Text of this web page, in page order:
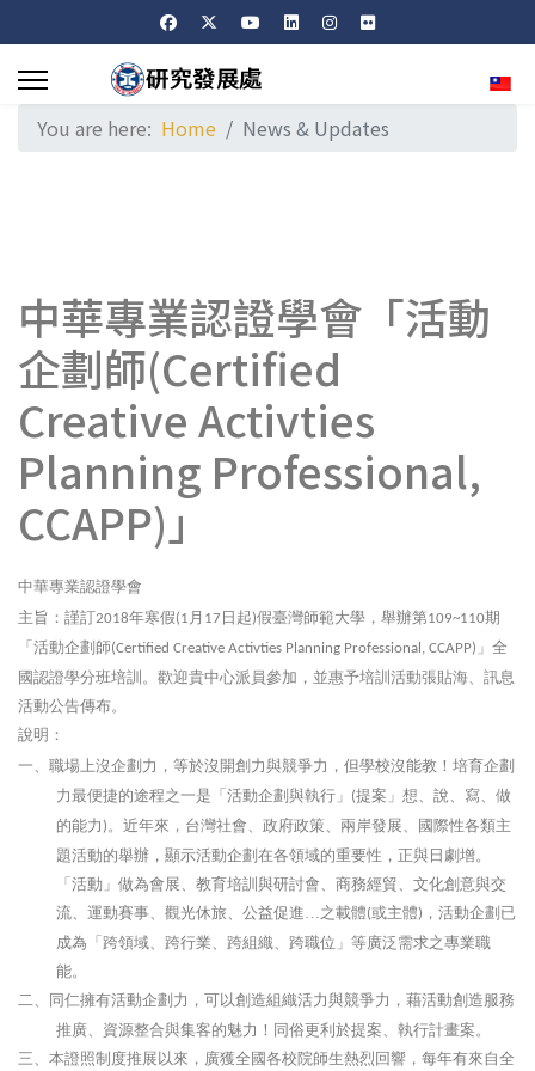
You are here: Home News & Updates
中華專業認證學會「活動
企劃師(Certified
Creative Activties
Planning Professional,
CCAPP)」
中華專業認證學會
主旨：謹訂2018年寒假(1 月 17 日起)假臺灣師範大學，舉辦第109~110期
「活動企劃師(Certified Creative Activties Planning Professional, CCAPP) 」全
國認證學分班培訓。歡迎貴中心派員參加，並惠予培訓活動張貼海、訊息
活動公告傳布。
說明：
一、 職場上沒企劃力，等於沒開創力與競爭力，但學校沒能教！培育企劃
力最便捷的途程之一是「活動企劃與執行」
(提案」想、說、寫、做
的能力 )。近年來，台灣社會、政府政策、兩岸發展、國際性各類主
題活動的舉辦，顯示活動企劃在各領域的重要性，正與日劇增。
「活動」做為會展、教育培訓與研討會、商務經貿、文化創意與交
流、運動賽事、觀光休旅、公益促進…之載體(或主體) ，活動企劃已
成為「跨領域、跨行業、跨組織、跨職位」等廣泛需求之專業職
能。
二、
同仁擁有活動企劃力，可以創造組織活力與競爭力，藉活動創造服務
推廣、資源整合與集客的魅力！同俗更利於提案、執行計畫案。
三、 本證照制度推展以來，廣獲全國各校院師生熱烈回響，每年有來自全